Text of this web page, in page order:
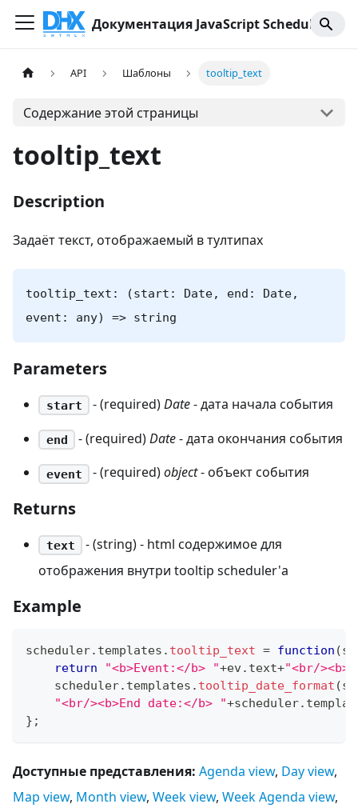
Документация JavaScript Scheduler
API Шаблоны tooltip_text
Содержание этой страницы
tooltip_text
Description
Задаёт текст, отображаемый в тултипах
tooltip_text: (start: Date, end: Date,
event: any) => string
Parameters
start - (required)Date- дата начала события
end - (required)Date- дата окончания события
event - (required)object- объект события
Returns
text
- (string) - html содержимое для
отображения внутри tooltip scheduler'а
Example
scheduler. templates . tooltip_text = function (
return
"<b>Event:</b> "+ev. text+"<br/
    scheduler
. templates . tooltip_date_format (
"<br/><b>End date:</b> "+scheduler.
} ;
Доступные представления: Agenda view, Day view,
Map view, Month view, Week view, Week Agenda view,